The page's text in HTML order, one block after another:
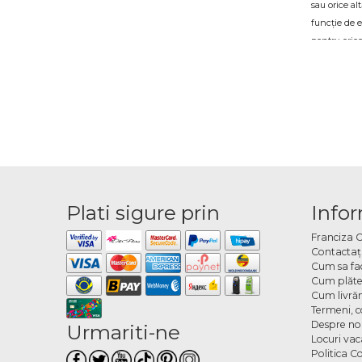
sau orice
funcție de
pentru
Ce
baloane,
orice
Alegi tipul
ai o idee
sărbătoare
Plati sigure prin
Urmariti-ne
Franciza
Cum sa
Cum
Cum
Termeni,
Despre noi
Locuri
Politica